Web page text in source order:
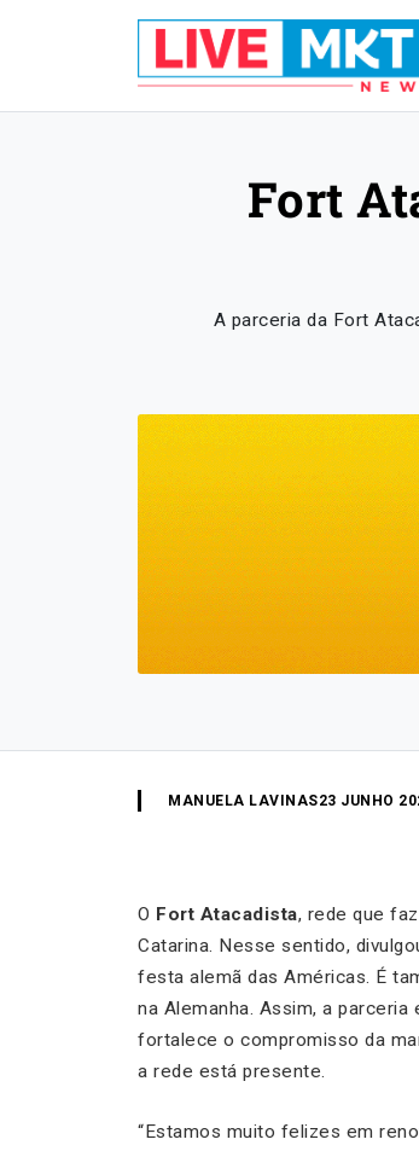
Fort
A parceria da Fort
MANUELA LAVINAS23 JUNHO
O Fort Atacadista, rede que
Catarina. Nesse sentido,
festa alemã das Américas. É
na Alemanha. Assim, a
fortalece o compromisso da
a rede está presente.
“Estamos muito felizes em